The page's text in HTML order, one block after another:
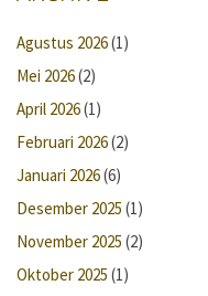
Agustus 2026(1)
Mei 2026(2)
April 2026(1)
Februari 2026(2)
Januari 2026(6)
Desember 2025 (1)
November 2025 (2)
Oktober 2025 (1)